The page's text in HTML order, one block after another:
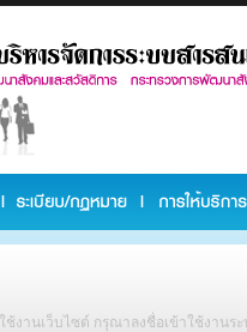
ช้งานเว็บไซต์ กรุณาลงชื่อเข้าใช้งานร